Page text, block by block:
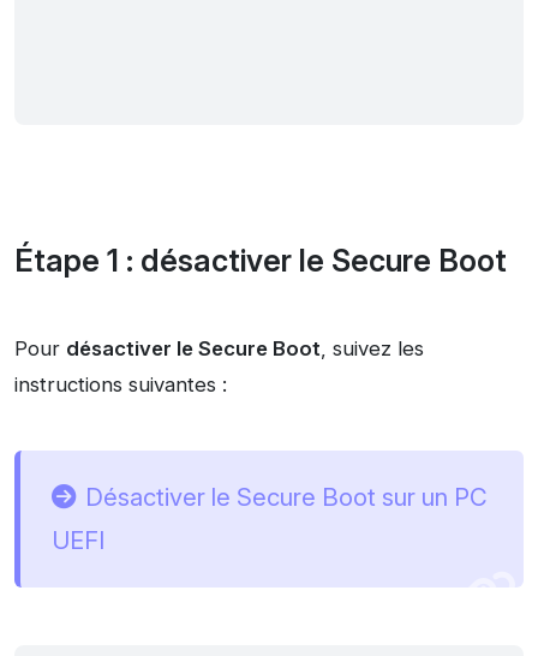
Étape 1 : désactiver le Secure Boot
Pour désactiver le Secure Boot, suivez les
instructions suivantes :
Désactiver le Secure Boot sur un PC
UEFI